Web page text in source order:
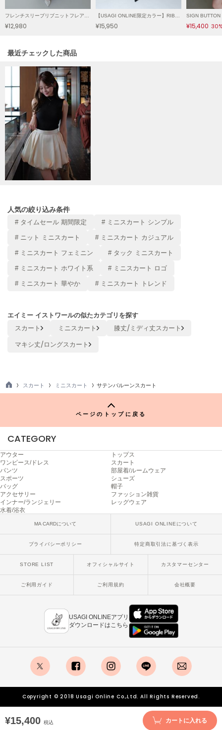
PATRICK
パトリック
フィリーチョコレート
プーマ
Reebok
リーボック
sanrio house
サンリオハウス
セサミストリートマーケット
シャカ
Snow Peak
SNIDEL HOME
スナイデル ホーム
サムウェアバター
SORIN
ソリン
Stylevoice for xxx
スタイルヴォイスフォー
スイコック
スペルガ
swanë
The Barnnet
ザバーネット
ザ・ノース・フェイス
¥12,980 ¥15,950 ¥15,400
関連記事
最近チェックした商品
人気の絞り込み条件
# タイムセール 期間限定 # ミニスカート シンプル
# ニット ミニスカート # ミニスカート カジュアル
# ミニスカート フェミニン # タック ミニスカート
# ミニスカート ホワイト系 # ミニスカート ロゴ
# ミニスカート 華やか # ミニスカート トレンド
エイミー イストワールの似たカテゴリを探す
スカート ミニスカート
膝丈/ミディ丈スカート
マキシ丈/ロングスカート
¥15,400 税込 カートに入れる
TO
スカート ミニスカート サテンバルーンスカート
ページのトップに戻る
CATEGORY
アウター
トップス
ワンピース/ドレス
スカート
パンツ
部屋着/ルームウェア
スポーツ
シューズ
バッグ
帽子
アクセサリー
ファッション雑貨
インナー/ランジェリー
レッグウェア
水着/浴衣
MA CARDについて USAGI ONLINEについて
プライバシーポリシー 特定商取引法に基づく表示
STORE LIST オフィシャルサイト カスタマーセンター
ご利用ガイド ご利用規約 会社概要
USAGI ONLINEアプリ
ダウンロードはこちら
Copyright © 2018 Usagi Online Co.,Ltd. All Rights Reserved.